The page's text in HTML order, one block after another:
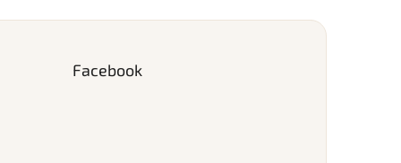
Facebook